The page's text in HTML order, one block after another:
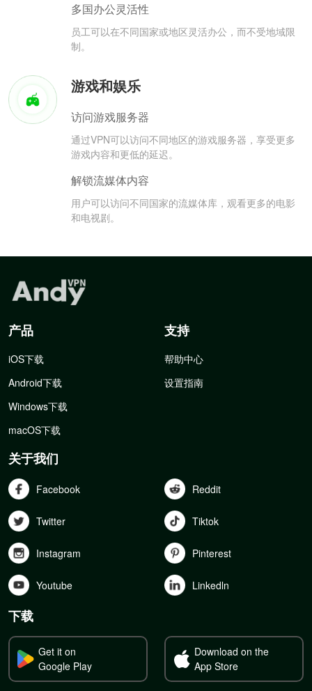
多国办公灵活性
员工可以在不同国家或地区灵活办公，而不受地域限
制。
游戏和娱乐
访问游戏服务器
通过VPN可以访问不同地区的游戏服务器，享受更多
游戏内容和更低的延迟。
解锁流媒体内容
用户可以访问不同国家的流媒体库，观看更多的电影
和电视剧。
产品
iOS下载
Android下载
Windows下载
macOS下载
支持
帮助中心
设置指南
关于我们
Facebook Reddit
Twitter Tiktok
Instagram Pinterest
Youtube Linkedln
下载
Get it on
Google Play
Download on the
App Store